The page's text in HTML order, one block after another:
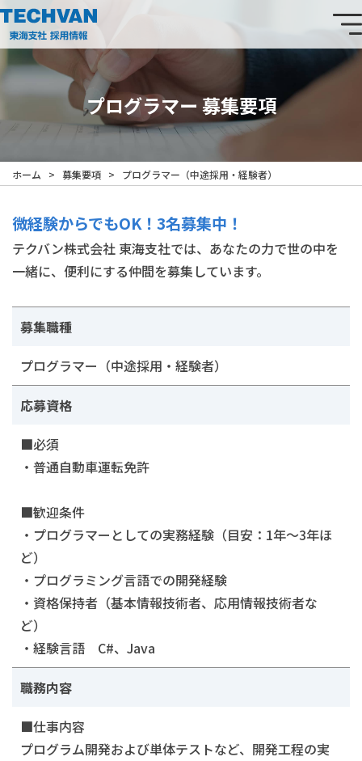
テ
ク
バ
式
プログラマー 募集要項
Breadcrumbs
ホーム 募集要項 プログラマー（中途採用・経験者）
微経験からでもOK！3名募集中！
テクバン株式会社 東海支社では、あなたの力で世の中を
一緒に、便利にする仲間を募集しています。
募集職種
プログラマー（中途採用・経験者）
応募資格
■必須
・普通自動車運転免許
■歓迎条件
・プログラマーとしての実務経験（目安：1年〜3年ほ
ど）
・プログラミング言語での開発経験
・資格保持者（基本情報技術者、応用情報技術者な
ど）
・経験言語 C#、Java
職務内容
■仕事内容
プログラム開発および単体テストなど、開発工程の実